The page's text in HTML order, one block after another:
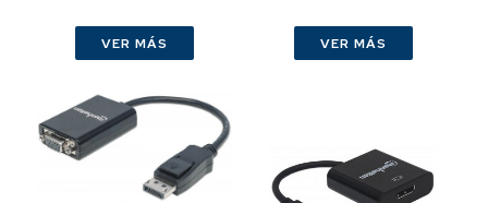
VER MÁS VER MÁS